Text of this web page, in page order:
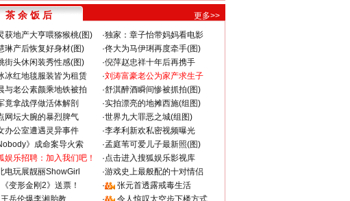
茶 余 饭 后
更多>>
获地产大亨喂猕猴桃(图) ·独家：章子怡带妈妈看电影
琳产后恢复好身材(图) ·佟大为马伊琍再度牵手(图)
街头休闲装秀性感(图) ·倪萍赵忠祥十年后再携手
冰红地毯服装皆为租赁 ·刘涛富豪老公为家产求生子
与老公素颜乘地铁被拍 ·舒淇醉酒瞬间惨被抓拍(图)
竟拿战俘做活体解剖 ·实拍漂亮的地摊西施(组图)
网坛大腕的暴烈脾气 ·世界九大罪恶之城(组图)
办公室遭遇灵异事件 ·李孝利新欢私密视频曝光
》成命案导火索 ·孟庭苇可爱儿子最新照(图)
娱乐招聘：加入我们吧！ ·点击进入搜狐娱乐影视库
电玩展靓丽ShowGirl ·游戏史上最般配的十对情侣
《变形金刚2》送票！ ·
张元首透露戒毒生活
王岳伦爆李湘胎教 · 令人惊叹太空步下楼方式